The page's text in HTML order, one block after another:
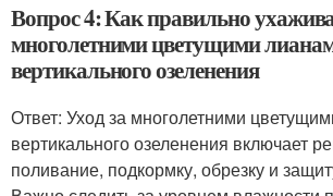
Вопрос 4: Как правильно
многолетними цветущими
вертикального озеленения
Ответ: Уход за многолетними
вертикального озеленения включает
поливание, подкормку, обрезку и